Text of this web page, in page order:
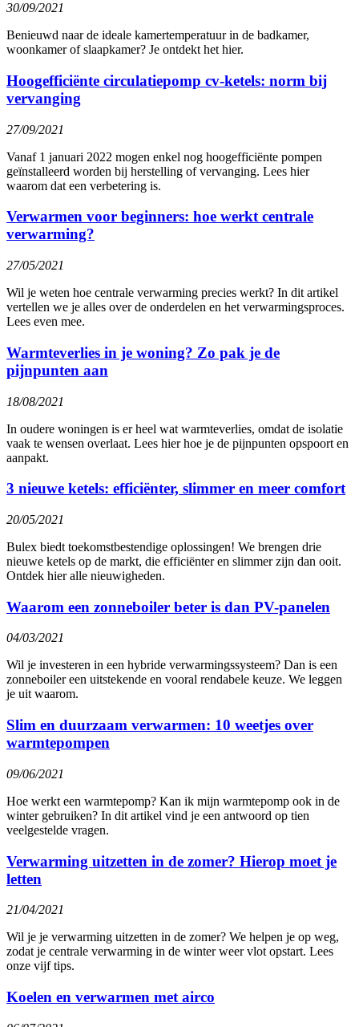
30/09/2021
Benieuwd naar de ideale kamertemperatuur in de badkamer,
woonkamer of slaapkamer? Je ontdekt het hier.
Hoogefficiënte circulatiepomp cv-ketels: norm bij
vervanging
27/09/2021
Vanaf 1 januari 2022 mogen enkel nog hoogefficiënte pompen
geïnstalleerd worden bij herstelling of vervanging. Lees hier
waarom dat een verbetering is.
Verwarmen voor beginners: hoe werkt centrale
verwarming?
27/05/2021
Wil je weten hoe centrale verwarming precies werkt? In dit artikel
vertellen we je alles over de onderdelen en het verwarmingsproces.
Lees even mee.
Warmteverlies in je woning? Zo pak je de
pijnpunten aan
18/08/2021
In oudere woningen is er heel wat warmteverlies, omdat de isolatie
vaak te wensen overlaat. Lees hier hoe je de pijnpunten opspoort en
aanpakt.
3 nieuwe ketels: efficiënter, slimmer en meer comfort
20/05/2021
Bulex biedt toekomstbestendige oplossingen! We brengen drie
nieuwe ketels op de markt, die efficiënter en slimmer zijn dan ooit.
Ontdek hier alle nieuwigheden.
Waarom een zonneboiler beter is dan PV-panelen
04/03/2021
Wil je investeren in een hybride verwarmingssysteem? Dan is een
zonneboiler een uitstekende en vooral rendabele keuze. We leggen
je uit waarom.
Slim en duurzaam verwarmen: 10 weetjes over
warmtepompen
09/06/2021
Hoe werkt een warmtepomp? Kan ik mijn warmtepomp ook in de
winter gebruiken? In dit artikel vind je een antwoord op tien
veelgestelde vragen.
Verwarming uitzetten in de zomer? Hierop moet je
letten
21/04/2021
Wil je je verwarming uitzetten in de zomer? We helpen je op weg,
zodat je centrale verwarming in de winter weer vlot opstart. Lees
onze vijf tips.
Koelen en verwarmen met airco